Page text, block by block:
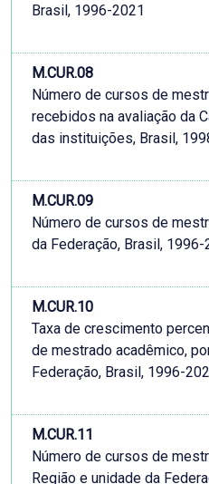
Brasil, 1996-2021
M.CUR.08
Número de cursos de
recebidos na avaliação da
das instituições, Brasil,
M.CUR.09
Número de cursos de
da Federação, Brasil, 1996-
M.CUR.10
Taxa de crescimento
de mestrado acadêmico,
Federação, Brasil, 1996-
M.CUR.11
Número de cursos de
Região e unidade da